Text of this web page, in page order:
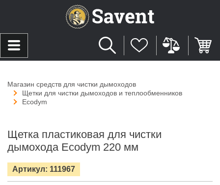
Магазин средств для чистки дымоходов
Щетки для чистки дымоходов и теплообменников
Ecodym
Щетка пластиковая для чистки
дымохода Ecodym 220 мм
Артикул: 111967